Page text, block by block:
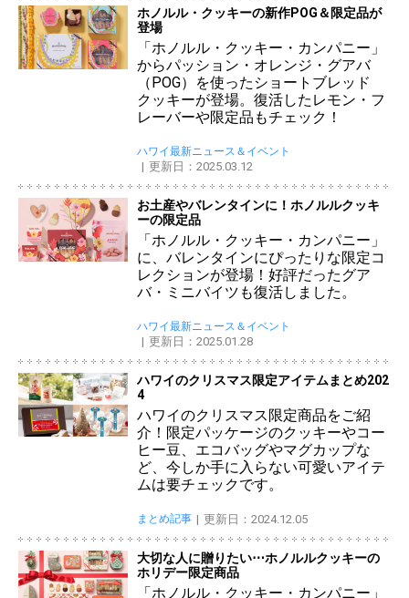
ホノルル・クッキーの新作POG＆限定品が
登場
「ホノルル・クッキー・カンパニー」
からパッション・オレンジ・グアバ
（POG）を使ったショートブレッド
クッキーが登場。復活したレモン・フ
レーバーや限定品もチェック！
ハワイ最新ニュース＆イベント
更新日：2025.03.12
お土産やバレンタインに！ホノルルクッキ
ーの限定品
「ホノルル・クッキー・カンパニー」
に、バレンタインにぴったりな限定コ
レクションが登場！好評だったグア
バ・ミニバイツも復活しました。
ハワイ最新ニュース＆イベント
更新日：2025.01.28
ハワイのクリスマス限定アイテムまとめ202
4
ハワイのクリスマス限定商品をご紹
介！限定パッケージのクッキーやコー
ヒー豆、エコバッグやマグカップな
ど、今しか手に入らない可愛いアイテ
ムは要チェックです。
まとめ記事 更新日：2024.12.05
大切な人に贈りたい⋯ホノルルクッキーの
ホリデー限定商品
「ホノルル・クッキー・カンパニー」